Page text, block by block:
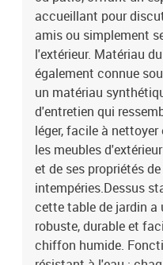
enduit de poudreDimensions
du siège : 55 x 55 cm (l x
cmHauteur des accoudoirs à
noirMatériau : résine tressée,
massif avec finition à
H)Coussin :Couleur : blanc
(100 % polyester)Matériau de
mousseMatériau de
cotonDimensions du coussin
é)Dimensions du coussin de
livraison contient :1 x siège
sac résistant à l'eau3 x siège
rangement avec un sac
avec fonction de rangement
jardin7 x coussin de dossier6
accueillant pour
amis ou simplement
l'extérieur. Matériau
également connue
un matériau
d'entretien qui
léger, facile à
les meubles
et de ses propriétés
intempéries.Dessus
cette table de jardin a
robuste, durable et
chiffon humide.